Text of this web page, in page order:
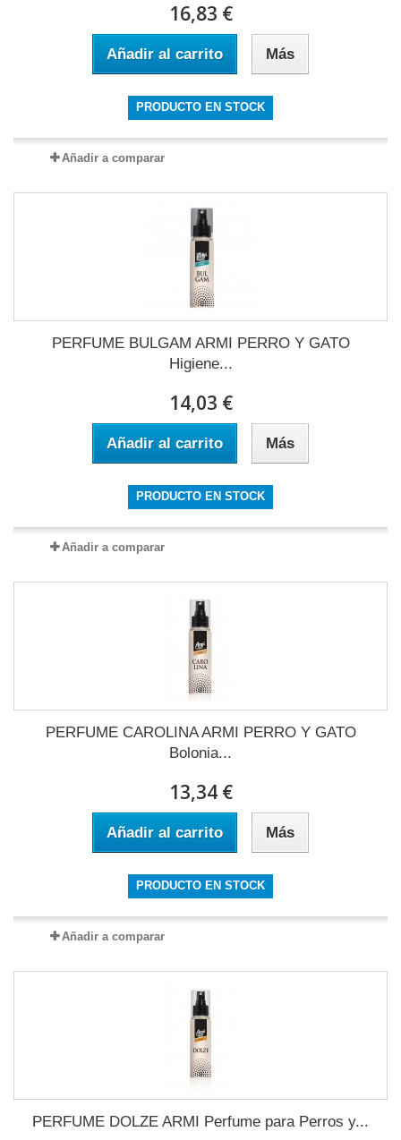
16,83 €
Añadir al carrito Más
PRODUCTO EN STOCK
Añadir a comparar
PERFUME BULGAM ARMI PERRO Y GATO
Higiene...
14,03 €
Añadir al carrito Más
PRODUCTO EN STOCK
Añadir a comparar
PERFUME CAROLINA ARMI PERRO Y GATO
Bolonia...
13,34 €
Añadir al carrito Más
PRODUCTO EN STOCK
Añadir a comparar
PERFUME DOLZE ARMI Perfume para Perros y...